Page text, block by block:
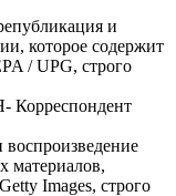
и
которое содержит
/ UPG, строго
Корреспондент
материалов,
Images, строго